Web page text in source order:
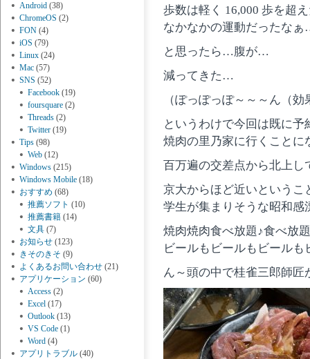
Android (38)
ChromeOS (2)
FON (4)
iOS (79)
Linux (24)
Mac (57)
SNS (52)
Facebook (19)
foursquare (2)
Threads (2)
Twitter (19)
Tips (98)
Web (12)
Windows (215)
Windows Mobile (18)
おすすめ (68)
推薦ソフト (10)
推薦書籍 (14)
文具 (7)
お知らせ (123)
きそのきそ (9)
よくあるお問い合わせ (21)
アプリケーション (60)
Access (2)
Excel (17)
Outlook (13)
VS Code (1)
Word (4)
アプリトラブル (40)
歩数は軽く 16,000 歩を超
なかなかの運動だったな
と思ったら…腹が…
減ってきた…
（ぽっぽっぽ～～～ん（効
というわけで今回は既に予
焼肉の里乃家に行くことに
百万遍の交差点から北上
京大からほど近いというこ
学生が集まりそうな昭和感
焼肉焼肉食べ放題♪食べ放
ビールもビールもビールも
ん～頭の中で桂雀三郎師